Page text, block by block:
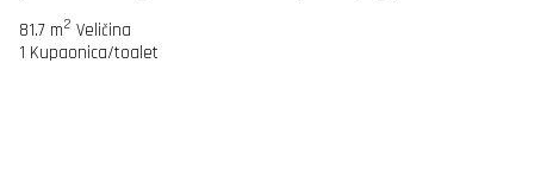
81.7 m2 Veličina
1 Kupaonica/toalet